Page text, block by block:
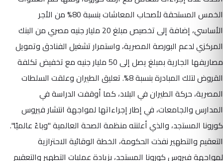
الخمس المستحقة لأصحاب المعاشات بنسبة 80% من الأجر
الأساسي، إضافة إلى تخصيص مبلغ 20 مليار جنيه مصري من البنك
المركزي لدعم البورصة المصرية، واستمرار تشغيل الفنادق وتمويل
مصاريفها الجارية بمبلغ يصل إلى 50 مليار جنيه مع تخفيض تكلفة
القروض لتلك المبادرة بنسبة 8%. تعليق الطيران وعلقت السلطات
المصرية، حركة الطيران في البلاد، كما أوقفت الدراسة في
المدارس والجامعات، في إطار إجراءاتها لمواجهة انتشار فيروس
كورونا المستجد، والذي أعلنته منظمة الصحة العالمية "وباءً عالميًا".
التعقيم والتطهير نفذت الحكومة، الخطة الوقائية الاحترازية
لمواجهة فيروس كورونا المستجد، بزيادة عمليات التطهير والتعقيم